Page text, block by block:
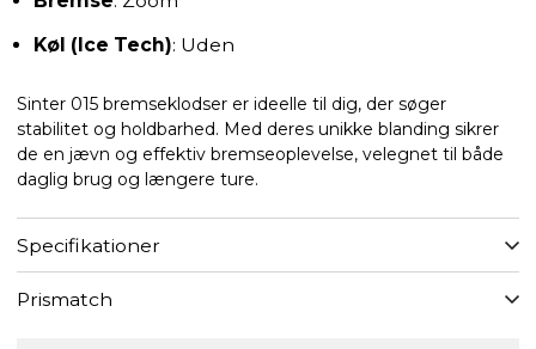
Køl (Ice Tech): Uden
Sinter 015 bremseklodser er ideelle til dig, der søger
stabilitet og holdbarhed. Med deres unikke blanding sikrer
de en jævn og effektiv bremseoplevelse, velegnet til både
daglig brug og længere ture.
Specifikationer
Prismatch